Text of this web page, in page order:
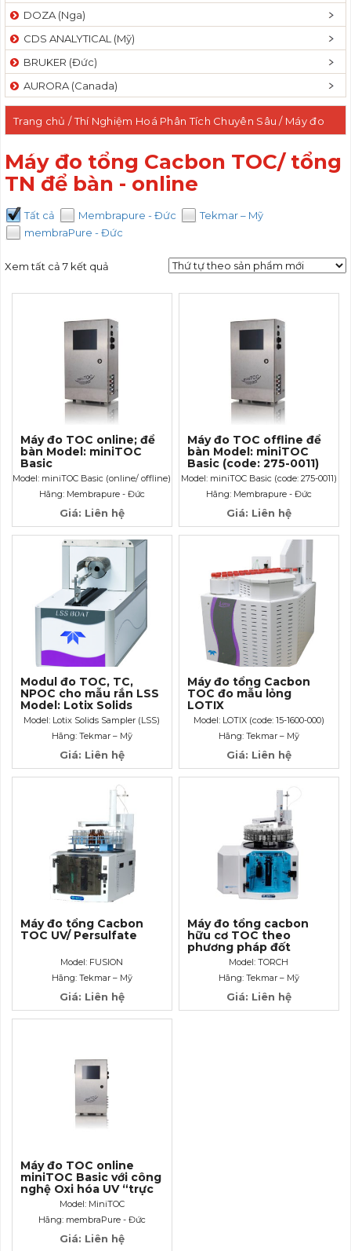
DOZA (Nga)
CDS ANALYTICAL (Mỹ)
BRUKER (Đức)
AURORA (Canada)
Trang chủ /Thí Nghiệm Hoá Phân Tích Chuyên Sâu / Máy đo
tổng Cacbon TOC/ tổng TN để bàn - online
Máy đo tổng Cacbon TOC/ tổng
TN để bàn - online
Tất cả Membrapure - Đức
Tekmar – Mỹ
membraPure - Đức
Xem tất cả 7 kết quả
Máy đo TOC online; để
bàn Model: miniTOC
Basic
Model: miniTOC Basic (online/ offline)
Hãng: Membrapure - Đức
Giá: Liên hệ
Máy đo TOC offline để
bàn Model: miniTOC
Basic (code: 275-0011)
Model: miniTOC Basic (code: 275-0011)
Hãng: Membrapure - Đức
Giá: Liên hệ
Modul đo TOC, TC,
NPOC cho mẫu rắn LSS
Model: Lotix Solids
Sampler (LSS)
Model: Lotix Solids Sampler (LSS)
Hãng: Tekmar – Mỹ
Giá: Liên hệ
Máy đo tổng Cacbon
TOC đo mẫu lỏng
LOTIX
Model: LOTIX (code: 15-1600-000)
Hãng: Tekmar – Mỹ
Giá: Liên hệ
Máy đo tổng Cacbon
TOC UV/ Persulfate
Model: FUSION
Hãng: Tekmar – Mỹ
Giá: Liên hệ
Máy đo tổng cacbon
hữu cơ TOC theo
phương pháp đốt
Model: TORCH
Hãng: Tekmar – Mỹ
Giá: Liên hệ
Máy đo TOC online
miniTOC Basic với công
nghệ Oxi hóa UV “trực
tiếp bề mặt”
Model: MiniTOC
Hãng: membraPure - Đức
Giá: Liên hệ